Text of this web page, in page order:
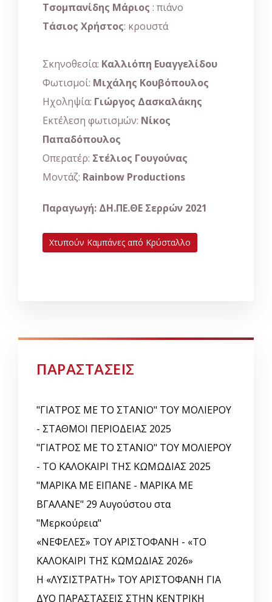
Τσομπανίδης Μάριος : πιάνο
Τάσιος Χρήστος: κρουστά
Σκηνοθεσία: Καλλιόπη Ευαγγελίδου
Φωτισμοί: Μιχάλης Κουβόπουλος
Ηχοληψία: Γιώργος Δασκαλάκης
Εκτέλεση φωτισμών: Νίκος
Παπαδόπουλος
Οπερατέρ: Στέλιος Γουγούνας
Μοντάζ: Rainbow Productions
Παραγωγή: ΔΗ.ΠΕ.ΘΕ Σερρών 2021
Χτυπούν Καμπάνες από Κρύσταλλο
ΠΑΡΑΣΤΑΣΕΙΣ
"ΓΙΑΤΡΟΣ ΜΕ ΤΟ ΣΤΑΝΙΟ" ΤΟΥ ΜΟΛΙΕΡΟΥ
- ΣΤΑΘΜΟΙ ΠΕΡΙΟΔΕΙΑΣ 2025
"ΓΙΑΤΡΟΣ ΜΕ ΤΟ ΣΤΑΝΙΟ" ΤΟΥ ΜΟΛΙΕΡΟΥ
- ΤΟ ΚΑΛΟΚΑΙΡΙ ΤΗΣ ΚΩΜΩΔΙΑΣ 2025
"ΜΑΡΙΚΑ ΜΕ ΕΙΠΑΝΕ - ΜΑΡΙΚΑ ΜΕ
ΒΓΑΛΑΝΕ" 29 Αυγούστου στα
"Μερκούρεια"
«ΝΕΦΕΛΕΣ» ΤΟΥ ΑΡΙΣΤΟΦΑΝΗ - «ΤΟ
ΚΑΛΟΚΑΙΡΙ ΤΗΣ ΚΩΜΩΔΙΑΣ 2026»
Η «ΛΥΣΙΣΤΡΑΤΗ» ΤΟΥ ΑΡΙΣΤΟΦΑΝΗ ΓΙΑ
ΔΥΟ ΠΑΡΑΣΤΑΣΕΙΣ ΣΤΗΝ ΚΕΝΤΡΙΚΗ